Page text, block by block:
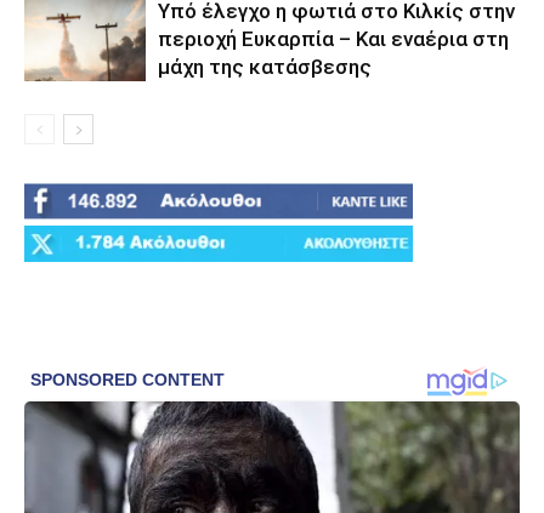
Υπό έλεγχο η φωτιά στο Κιλκίς στην
περιοχή Ευκαρπία – Και εναέρια στη
μάχη της κατάσβεσης